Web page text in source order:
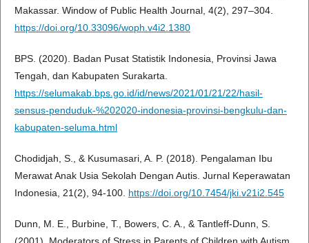
Makassar. Window of Public Health Journal, 4(2), 297–304.
https://doi.org/10.33096/woph.v4i2.1380
BPS. (2020). Badan Pusat Statistik Indonesia, Provinsi Jawa
Tengah, dan Kabupaten Surakarta.
https://selumakab.bps.go.id/id/news/2021/01/21/22/hasil-
sensus-penduduk-%202020-indonesia-provinsi-bengkulu-dan-
kabupaten-seluma.html
Chodidjah, S., & Kusumasari, A. P. (2018). Pengalaman Ibu
Merawat Anak Usia Sekolah Dengan Autis. Jurnal Keperawatan
Indonesia, 21(2), 94-100. https://doi.org/10.7454/jki.v21i2.545
Dunn, M. E., Burbine, T., Bowers, C. A., & Tantleff-Dunn, S.